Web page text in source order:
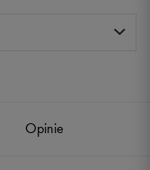
Opinie